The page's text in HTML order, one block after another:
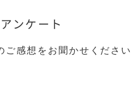
ンケート
感想をお聞かせください